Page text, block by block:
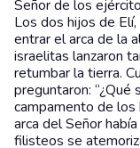
Señor de los
Los dos hijos de
entrar el arca de la
israelitas lanzaron
retumbar la tierra.
preguntaron: “¿Qué
campamento de los
arca del Señor
filisteos se